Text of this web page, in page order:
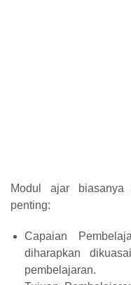
Modul ajar biasanya
penting:
Capaian
diharapkan
pembelajaran.